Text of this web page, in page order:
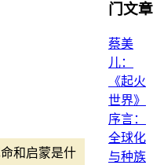
和启蒙是什
门文章
蔡美
儿：
《起火
世界》
序言：
全球化
与种族